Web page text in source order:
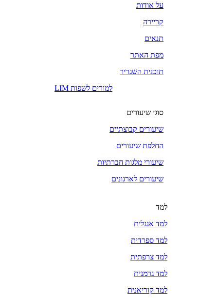
על אודות
קריירה
תנאים
מפת האתר
תוכנית השגריר
LIM למורים לשפות
סוגי שיעורים
שיעורים קבוצתיים
החלפת שיעורים
שיעורי מלגות חברתיות
שיעורים לארגונים
למד
למד אנגלית
למד ספרדית
למד צרפתית
למד גרמנית
למד קוריאנית